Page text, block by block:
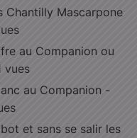
Chantilly Mascarpone
au Companion ou
vues
au Companion -
et sans se salir les